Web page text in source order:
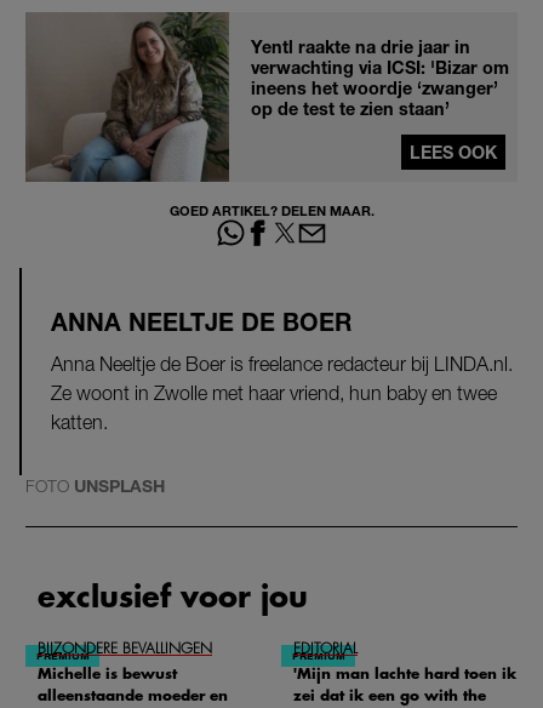
Yentl raakte na drie jaar in
verwachting via ICSI: 'Bizar om
ineens het woordje ‘zwanger’
op de test te zien staan’
LEES OOK
GOED ARTIKEL? DELEN MAAR.
ANNA NEELTJE DE BOER
Anna Neeltje de Boer is freelance redacteur bij LINDA.nl.
Ze woont in Zwolle met haar vriend, hun baby en twee
katten.
FOTO UNSPLASH
exclusief voor jou
BIJZONDERE BEVALLINGEN
Michelle is bewust
alleenstaande moeder en
EDITORIAL
'Mijn man lachte hard toen ik
zei dat ik een go with the